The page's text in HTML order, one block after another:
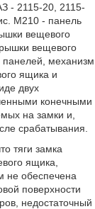
- 2115-20, 2115-
М210 - панель
вещевого
вещевого
панелей, механизм
ящика и
двух
конечными
на замки и,
срабатывания.
тяги замка
ящика,
не обеспечена
поверхности
недостаточный